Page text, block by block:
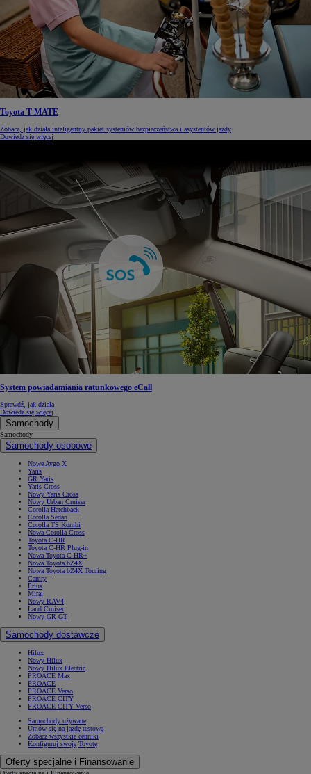
Toyota T-MATE
Zobacz, jak działa inteligentny pakiet systemów bezpieczeństwa i asystentów jazdy
Dowiedz się więcej
System powiadamiania ratunkowego eCall
Sprawdź, jak działa
Dowiedz się więcej
Samochody
Samochody
Samochody osobowe
Nowe Aygo X
Yaris
GR Yaris
Yaris Cross
Nowy Yaris Cross
Nowy Urban Cruiser
Corolla Hatchback
Corolla Sedan
Corolla TS Kombi
Nowa Corolla Cross
Toyota C-HR
Toyota C-HR Plug-in
Nowa Toyota C-HR+
Nowa Toyota bZ4X
Nowa Toyota bZ4X Touring
Camry
Prius
Mirai
Nowy RAV4
Land Cruiser
Nowy GR GT
Samochody dostawcze
Hilux
Nowy Hilux
Nowy Hilux Electric
PROACE Max
PROACE
PROACE Verso
PROACE CITY
PROACE CITY Verso
Samochody używane
Umów się na jazdę testową
Zobacz wszystkie cenniki
Konfiguruj swoją Toyotę
Oferty specjalne i Finansowanie